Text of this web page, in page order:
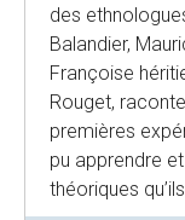
des
Balandier,
Françoise
Rouget,
premières
pu apprendre
théoriques